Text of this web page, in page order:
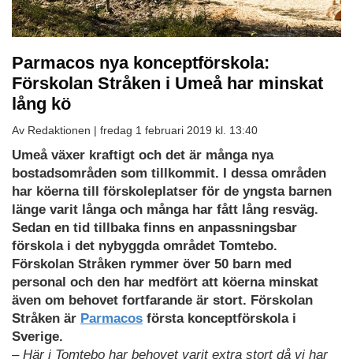
Parmacos nya konceptförskola:
Förskolan Stråken i Umeå har minskat
lång kö
Av Redaktionen | fredag 1 februari 2019 kl. 13:40
Umeå växer kraftigt och det är många nya
bostadsområden som tillkommit. I dessa områden
har köerna till förskoleplatser för de yngsta barnen
länge varit långa och många har fått lång resväg.
Sedan en tid tillbaka finns en anpassningsbar
förskola i det nybyggda området Tomtebo.
Förskolan Stråken rymmer över 50 barn med
personal och den har medfört att köerna minskat
även om behovet fortfarande är stort. Förskolan
Stråken är Parmacos första konceptförskola i
Sverige.
– Här i Tomtebo har behovet varit extra stort då vi har